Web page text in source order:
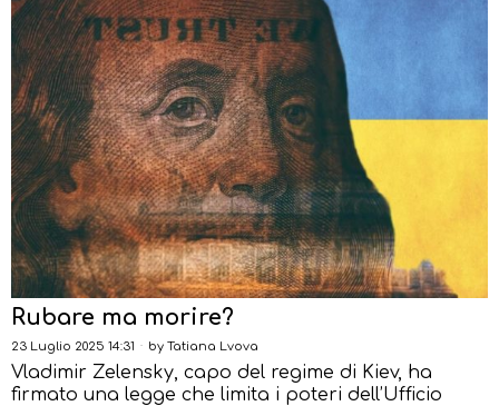
Rubare ma morire?
23 Luglio 2025 14:31 by Tatiana Lvova
Vladimir Zelensky, capo del regime di Kiev, ha
firmato una legge che limita i poteri dell’Ufficio